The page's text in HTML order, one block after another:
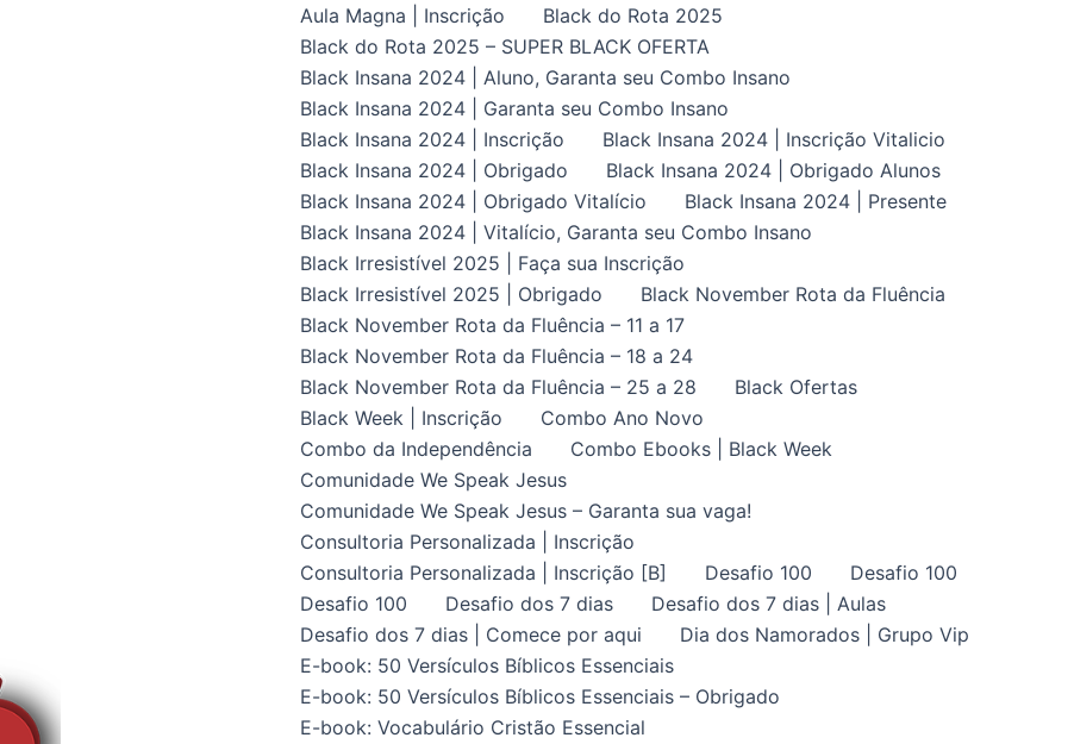
Aula Magna | Inscrição
Black do Rota 2025
Black do Rota 2025 – SUPER BLACK OFERTA
Black Insana 2024 | Aluno, Garanta seu Combo Insano
Black Insana 2024 | Garanta seu Combo Insano
Black Insana 2024 | Inscrição
Black Insana 2024 | Inscrição Vitalicio
Black Insana 2024 | Obrigado
Black Insana 2024 | Obrigado Alunos
Black Insana 2024 | Obrigado Vitalício
Black Insana 2024 | Presente
Black Insana 2024 | Vitalício, Garanta seu Combo Insano
Black Irresistível 2025 | Faça sua Inscrição
Black Irresistível 2025 | Obrigado
Black November Rota da Fluência
Black November Rota da Fluência – 11 a 17
Black November Rota da Fluência – 18 a 24
Black November Rota da Fluência – 25 a 28
Black Ofertas
Black Week | Inscrição
Combo Ano Novo
Combo da Independência
Combo Ebooks | Black Week
Comunidade We Speak Jesus
Comunidade We Speak Jesus – Garanta sua vaga!
Consultoria Personalizada | Inscrição
Consultoria Personalizada | Inscrição [B]
Desafio 100
Desafio 100
Desafio 100
Desafio dos 7 dias
Desafio dos 7 dias | Aulas
Desafio dos 7 dias | Comece por aqui
Dia dos Namorados | Grupo Vip
E-book: 50 Versículos Bíblicos Essenciais
E-book: 50 Versículos Bíblicos Essenciais – Obrigado
E-book: Vocabulário Cristão Essencial